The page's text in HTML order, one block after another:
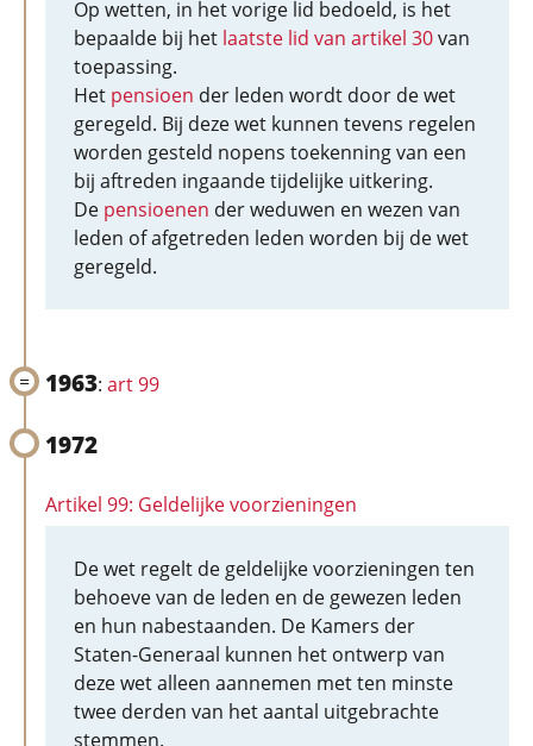
Op wetten, in het vorige lid bedoeld, is het
bepaalde bij het laatste lid van artikel 30van
toepassing.
Het pensioen der leden wordt door de wet
geregeld. Bij deze wet kunnen tevens regelen
worden gesteld nopens toekenning van een
bij aftreden ingaande tijdelijke uitkering.
De pensioenen der weduwen en wezen van
leden of afgetreden leden worden bij de wet
geregeld.
1963: art 99
1972
Artikel 99: Geldelijke voorzieningen
De wet regelt de geldelijke voorzieningen ten
behoeve van de leden en de gewezen leden
en hun nabestaanden. De Kamers der
Staten-Generaal kunnen het ontwerp van
deze wet alleen aannemen met ten minste
twee derden van het aantal uitgebrachte
stemmen.